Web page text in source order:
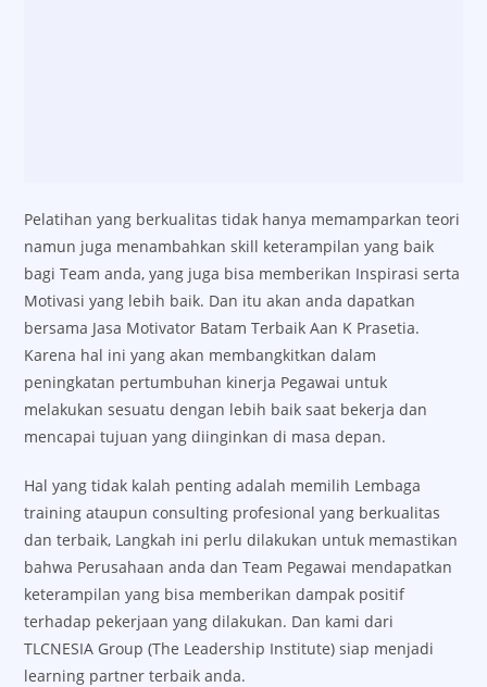
Pelatihan yang berkualitas tidak hanya memamparkan teori
namun juga menambahkan skill keterampilan yang baik
bagi Team anda, yang juga bisa memberikan Inspirasi serta
Motivasi yang lebih baik. Dan itu akan anda dapatkan
bersama Jasa Motivator Batam Terbaik Aan K Prasetia.
Karena hal ini yang akan membangkitkan dalam
peningkatan pertumbuhan kinerja Pegawai untuk
melakukan sesuatu dengan lebih baik saat bekerja dan
mencapai tujuan yang diinginkan di masa depan.
Hal yang tidak kalah penting adalah memilih Lembaga
training ataupun consulting profesional yang berkualitas
dan terbaik, Langkah ini perlu dilakukan untuk memastikan
bahwa Perusahaan anda dan Team Pegawai mendapatkan
keterampilan yang bisa memberikan dampak positif
terhadap pekerjaan yang dilakukan. Dan kami dari
TLCNESIA Group (The Leadership Institute) siap menjadi
learning partner terbaik anda.